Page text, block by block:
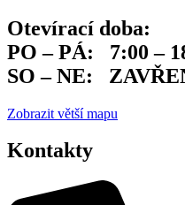
Národních hrdinů
Praha 9 – Dolní
Otevírací doba:
PO – PÁ: 7:00 –
SO – NE: